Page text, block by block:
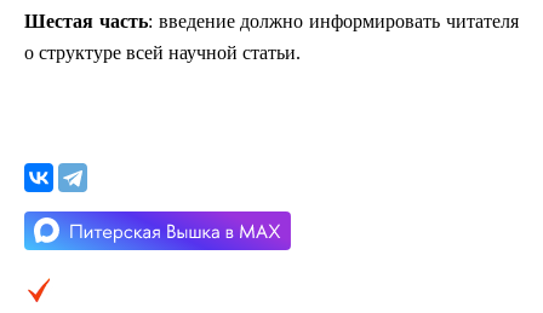
Шестая часть: введение должно информировать читателя
о структуре всей научной статьи.